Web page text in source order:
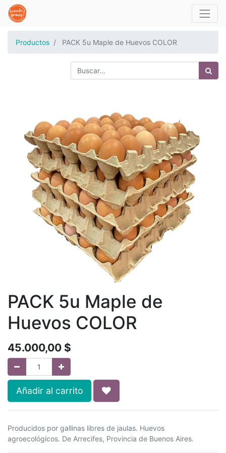
Productos PACK 5u Maple de Huevos COLOR
PACK 5u Maple de
Huevos COLOR
45.000,00 $
Añadir al carrito
Producidos por gallinas libres de jaulas. Huevos
agroecológicos. De Arrecifes, Provincia de Buenos Aires.